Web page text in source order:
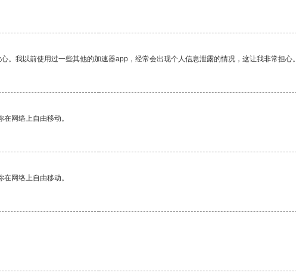
我以前使用过一些其他的加速器app，经常会出现个人信息泄露的情况，这让我非常担心。
网络上自由移动。
网络上自由移动。